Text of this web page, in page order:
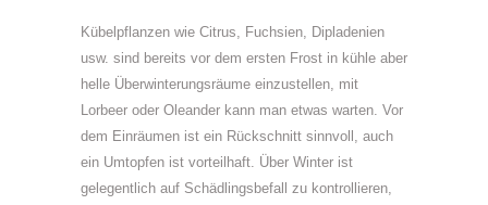
Kübelpflanzen wie Citrus, Fuchsien, Dipladenien
usw. sind bereits vor dem ersten Frost in kühle aber
helle Überwinterungsräume einzustellen, mit
Lorbeer oder Oleander kann man etwas warten. Vor
dem Einräumen ist ein Rückschnitt sinnvoll, auch
ein Umtopfen ist vorteilhaft. Über Winter ist
gelegentlich auf Schädlingsbefall zu kontrollieren,